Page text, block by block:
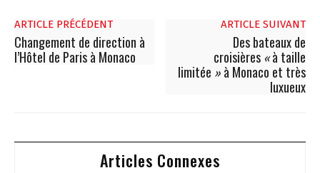
ARTICLE PRÉCÉDENT
Changement de direction à
l’Hôtel de Paris à Monaco
ARTICLE SUIVANT
Des bateaux de
croisières «à taille
limitée »à Monaco et très
luxueux
Articles Connexes